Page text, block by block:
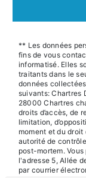
** Les données
fins de vous
informatisé. Elles
traitants dans le
données
suivants: Chartres
28000 Chartres
droits d’accès, de
limitation,
moment et du droit
autorité de
post-mortem.
l'adresse 5, Allée
par courrier